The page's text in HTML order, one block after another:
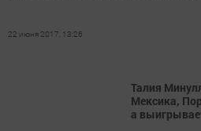
22 июня 2017, 13:26
Талия
Мексика,
а